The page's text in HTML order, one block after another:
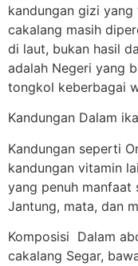
kandungan gizi
cakalang masih
di laut, bukan hasil
adalah Negeri yang
tongkol keberbagai
Kandungan Dalam
Kandungan seperti
kandungan vitamin
yang penuh manfaat
Jantung, mata, dan
Komposisi Dalam
cakalang Segar,